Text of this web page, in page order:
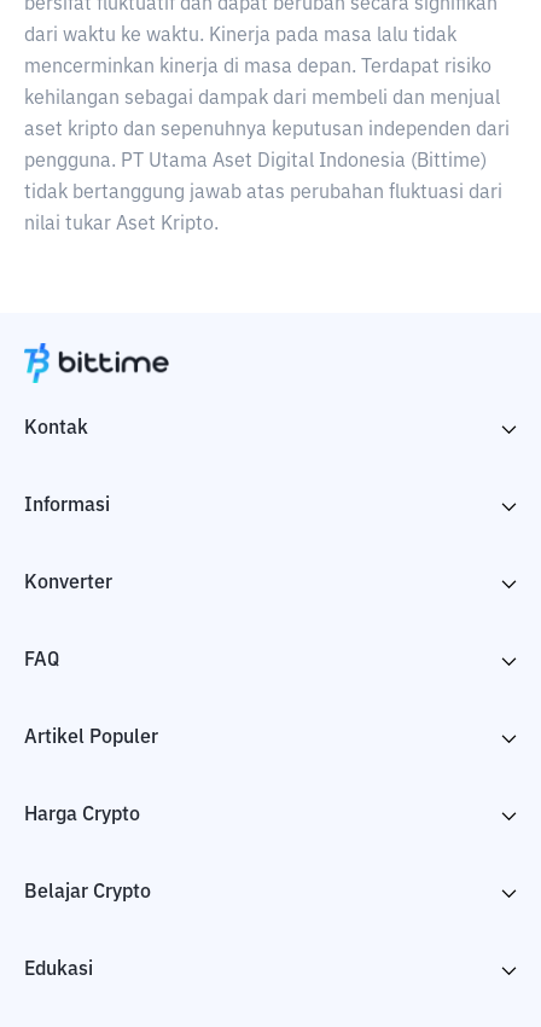
bersifat fluktuatif dan dapat berubah secara signifikan
dari waktu ke waktu. Kinerja pada masa lalu tidak
mencerminkan kinerja di masa depan. Terdapat risiko
kehilangan sebagai dampak dari membeli dan menjual
aset kripto dan sepenuhnya keputusan independen dari
pengguna. PT Utama Aset Digital Indonesia (Bittime)
tidak bertanggung jawab atas perubahan fluktuasi dari
nilai tukar Aset Kripto.
Kontak
Informasi
Konverter
FAQ
Artikel Populer
Harga Crypto
Belajar Crypto
Edukasi